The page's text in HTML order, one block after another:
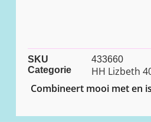
SKU
433660
Categorie
HH Lizbeth
Combineert mooi met en